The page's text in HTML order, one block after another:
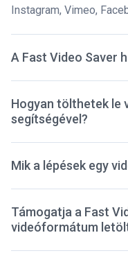
Instagram, Vimeo,
A Fast Video Saver
Hogyan tölthetek le
segítségével?
Mik a lépések egy
Támogatja a Fast
videóformátum